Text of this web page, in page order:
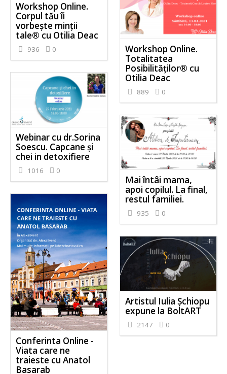
Workshop Online.
Corpul tău îi
vorbește minții
tale® cu Otilia Deac
936 0
Workshop Online.
Totalitatea
Posibilităților® cu
Otilia Deac
889 0
Webinar cu dr.Sorina
Soescu. Capcane și
chei in detoxifiere
1016 0
Mai întâi mama,
apoi copilul. La final,
restul familiei.
935 0
Conferinta Online -
Viata care ne
traieste cu Anatol
Basarab
Artistul Iulia Șchiopu
expune la BoltART
2147 0